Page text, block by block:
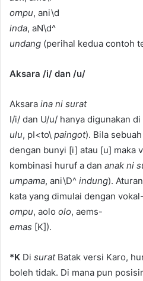
ompu, ani\d
inda, aN\d^
undang (perihal kedua contoh
Aksara /i/ dan /u/
Aksara ina ni surat
I/i/ dan U/u/ hanya digunakan
ulu, pI<to\ paingot). Bila
dengan bunyi [i] atau [u] maka
kombinasi huruf a dan anak ni
umpama, ani\D^ indung).
kata yang dimulai dengan
ompu, aolo olo, aems-
emas [K]).
*K Di surat Batak versi Karo,
boleh tidak. Di mana pun